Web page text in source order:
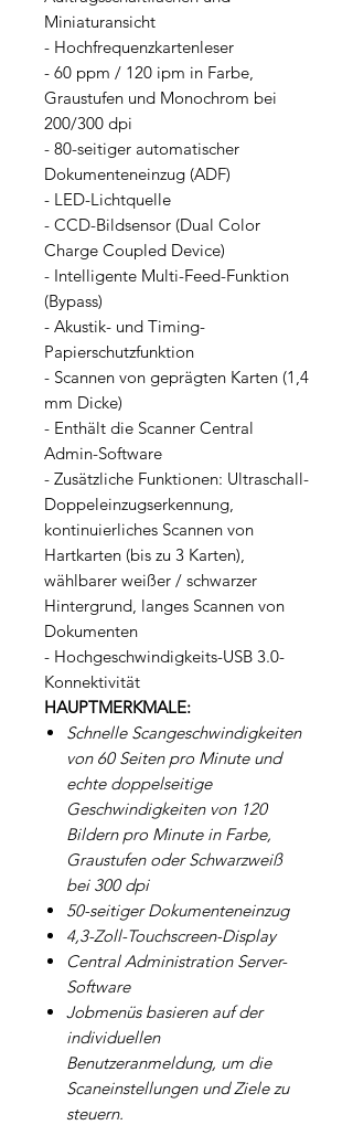
Miniaturansicht
- Hochfrequenzkartenleser
- 60 ppm / 120 ipm in Farbe,
Graustufen und Monochrom bei
200/300 dpi
- 80-seitiger automatischer
Dokumenteneinzug (ADF)
- LED-Lichtquelle
- CCD-Bildsensor (Dual Color
Charge Coupled Device)
- Intelligente Multi-Feed-Funktion
(Bypass)
- Akustik- und Timing-
Papierschutzfunktion
- Scannen von geprägten Karten (1,4
mm Dicke)
- Enthält die Scanner Central
Admin-Software
- Zusätzliche Funktionen: Ultraschall-
Doppeleinzugserkennung,
kontinuierliches Scannen von
Hartkarten (bis zu 3 Karten),
wählbarer weißer / schwarzer
Hintergrund, langes Scannen von
Dokumenten
- Hochgeschwindigkeits-USB 3.0-
Konnektivität
HAUPTMERKMALE:
Schnelle Scangeschwindigkeiten
von 60 Seiten pro Minute und
echte doppelseitige
Geschwindigkeiten von 120
Bildern pro Minute in Farbe,
Graustufen oder Schwarzweiß
bei 300 dpi
50-seitiger Dokumenteneinzug
4,3-Zoll-Touchscreen-Display
Central Administration Server-
Software
Jobmenüs basieren auf der
individuellen
Benutzeranmeldung, um die
Scaneinstellungen und Ziele zu
steuern.